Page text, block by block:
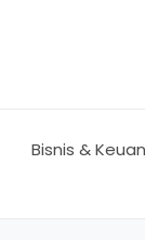
Bisnis &